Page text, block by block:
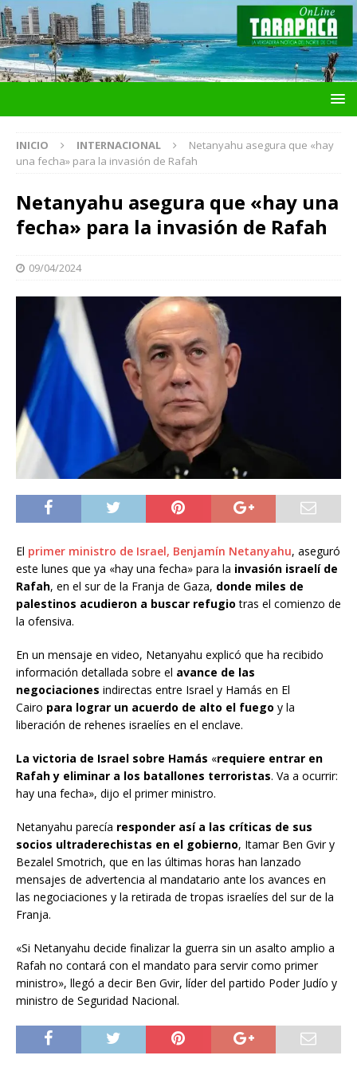
INICIO INTERNACIONAL
Netanyahu asegura que «hay
una fecha» para la invasión de Rafah
Netanyahu asegura que «hay una
fecha» para la invasión de Rafah
09/04/2024
El primer ministro de Israel, Benjamín Netanyahu, aseguró
este lunes que ya «hay una fecha» para la invasión israelí de
Rafah, en el sur de la Franja de Gaza, donde miles de
palestinos acudieron a buscar refugio tras el comienzo de
la ofensiva.
En un mensaje en video, Netanyahu explicó que ha recibido
información detallada sobre el avance de las
negociaciones indirectas entre Israel y Hamás en El
Cairo para lograr un acuerdo de alto el fuego y la
liberación de rehenes israelíes en el enclave.
La victoria de Israel sobre Hamás «requiere entrar en
Rafah y eliminar a los batallones terroristas. Va a ocurrir:
hay una fecha», dijo el primer ministro.
Netanyahu parecía responder así a las críticas de sus
socios ultraderechistas en el gobierno, Itamar Ben Gvir y
Bezalel Smotrich, que en las últimas horas han lanzado
mensajes de advertencia al mandatario ante los avances en
las negociaciones y la retirada de tropas israelíes del sur de la
Franja.
«Si Netanyahu decide finalizar la guerra sin un asalto amplio a
Rafah no contará con el mandato para servir como primer
ministro», llegó a decir Ben Gvir, líder del partido Poder Judío y
ministro de Seguridad Nacional.